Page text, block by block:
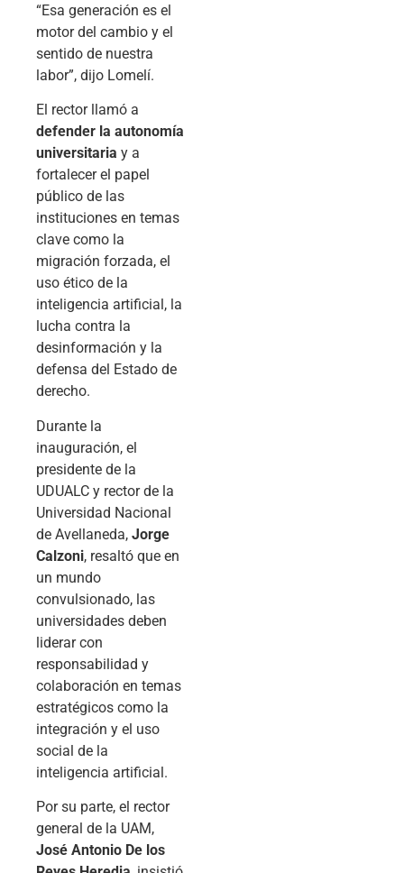
“Esa generación es el
motor del cambio y el
sentido de nuestra
labor”, dijo Lomelí.
El rector llamó a
defender la autonomía
universitaria y a
fortalecer el papel
público de las
instituciones en temas
clave como la
migración forzada, el
uso ético de la
inteligencia artificial, la
lucha contra la
desinformación y la
defensa del Estado de
derecho.
Durante la
inauguración, el
presidente de la
UDUALC y rector de la
Universidad Nacional
de Avellaneda, Jorge
Calzoni, resaltó que en
un mundo
convulsionado, las
universidades deben
liderar con
responsabilidad y
colaboración en temas
estratégicos como la
integración y el uso
social de la
inteligencia artificial.
Por su parte, el rector
general de la UAM,
José Antonio De los